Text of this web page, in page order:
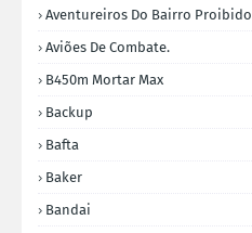
Aventureiros Do Bairro Proibido
Aviões De Combate.
B450m Mortar Max
Backup
Bafta
Baker
Bandai